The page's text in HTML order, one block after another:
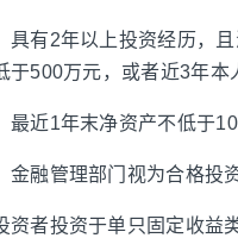
具有2年以上投资经历，
于500万元，或者近3年本
最近1年末净资产不低于
金融管理部门视为合格投
资者投资于单只固定收益